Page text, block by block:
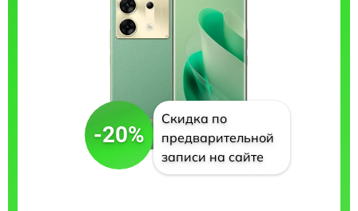
-20%
Скидка по
предварительной
записи на сайте